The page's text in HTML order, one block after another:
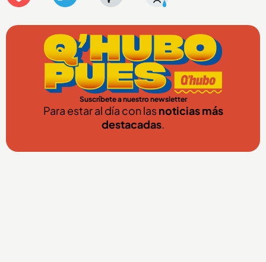
Suscríbete a nuestro newsletter
Para estar al día con lasnoticias más
destacadas